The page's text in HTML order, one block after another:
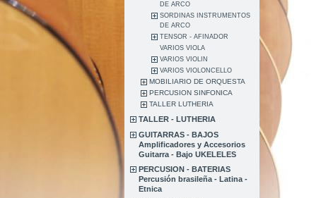
DE ARCO
SORDINAS INSTRUMENTOS
DE ARCO
TENSOR - AFINADOR
VARIOS VIOLA
VARIOS VIOLIN
VARIOS VIOLONCELLO
MOBILIARIO DE ORQUESTA
PERCUSION SINFONICA
TALLER LUTHERIA
TALLER - LUTHERIA
GUITARRAS - BAJOS
Amplificadores y Accesorios
Guitarra - Bajo UKELELES
PERCUSION - BATERIAS
Percusión brasileña - Latina -
Etnica